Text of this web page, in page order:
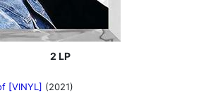
2 LP
[VINYL] (2021)